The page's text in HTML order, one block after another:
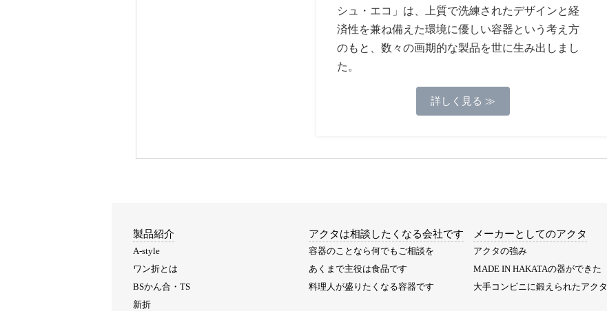
シュ・エコ」は、上質で洗練されたデザインと経
済性を兼ね備えた環境に優しい容器という考え方
のもと、数々の画期的な製品を世に生み出しまし
た。
詳しく見る ≫
製品紹介
A-style
ワン折とは
BSかん合・TS
新折
アクタは相談したくなる会社です
容器のことなら何でもご相談を
あくまで主役は食品です
料理人が盛りたくなる容器です
メーカーとしてのアクタ
アクタの強み
MADE IN HAKATAの器ができた
大手コンビニに鍛えられたアクタ